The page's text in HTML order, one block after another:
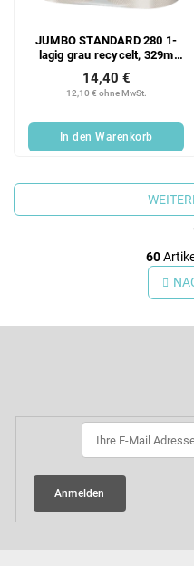
JUMBO STANDARD 280 1-
lagig grau recycelt, 329m
(6Stk)
12,10 € ohne MwSt.
14,40 €
In den Warenkorb
60
Anmelden